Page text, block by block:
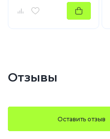
Отзывы
Оставить отзыв